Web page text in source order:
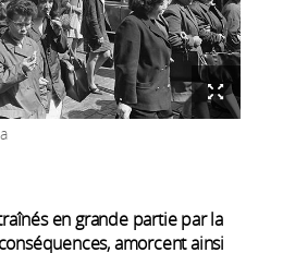
en grande partie par la
amorcent ainsi